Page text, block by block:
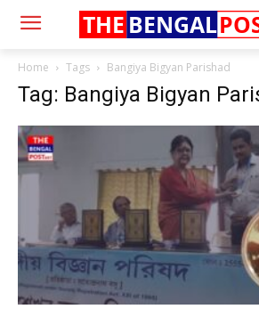
THE BENGAL
Home Tags Bangiya Bigyan Parishad
Tag: Bangiya Bigyan